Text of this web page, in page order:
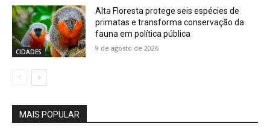
CIDADES
Alta Floresta protege seis espécies de
primatas e transforma conservação da
fauna em política pública
9 de agosto de 2026
MAIS POPULAR